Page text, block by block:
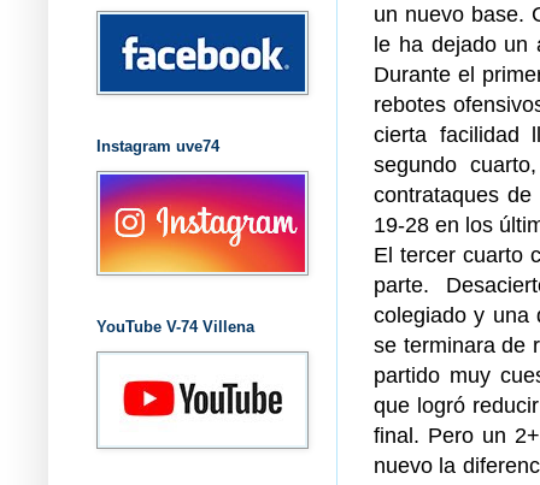
un nuevo base.
le ha dejado un
Durante el
rebotes
cierta facilidad
segundo
contrataques
19-28 en los
El tercer cuarto
parte.
colegiado y una
se terminara de
partido muy
que logró
final. Pero un
nuevo la
Instagram uve74
YouTube V-74 Villena